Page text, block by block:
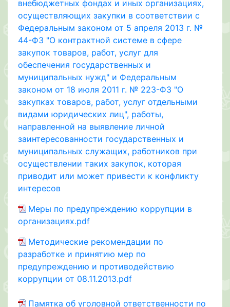
внебюджетных фондах и иных организациях,
осуществляющих закупки в соответствии с
Федеральным законом от 5 апреля 2013 г. №
44-ФЗ "О контрактной системе в сфере
закупок товаров, работ, услуг для
обеспечения государственных и
муниципальных нужд" и Федеральным
законом от 18 июля 2011 г. № 223-ФЗ "О
закупках товаров, работ, услуг отдельными
видами юридических лиц", работы,
направленной на выявление личной
заинтересованности государственных и
муниципальных служащих, работников при
осуществлении таких закупок, которая
приводит или может привести к конфликту
интересов
Меры по предупреждению коррупции в
организациях.pdf
Методические рекомендации по
разработке и принятию мер по
предупреждению и противодействию
коррупции от 08.11.2013.pdf
Памятка об уголовной ответственности по